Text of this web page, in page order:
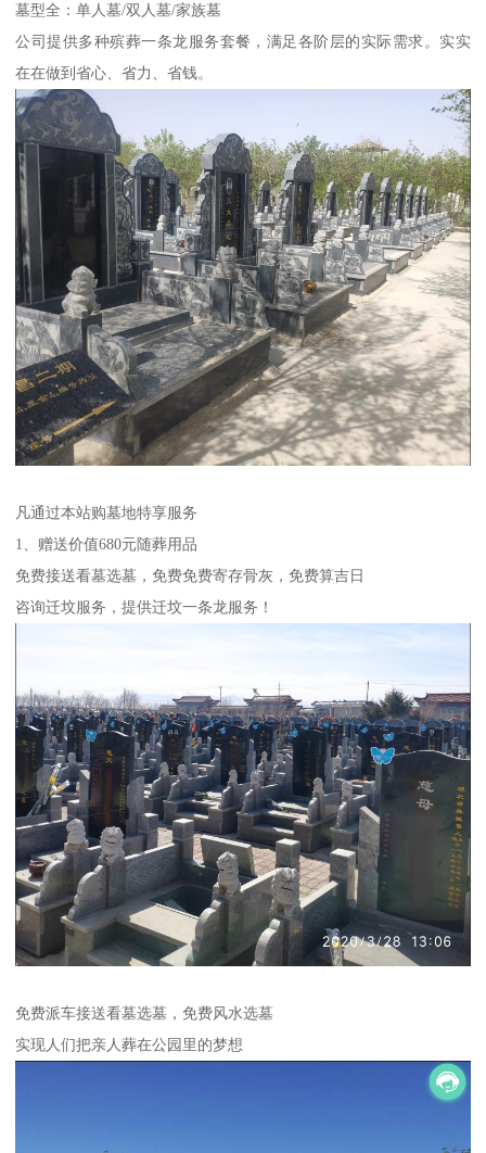
墓型全：单人墓/双人墓/家族墓
公司提供多种殡葬一条龙服务套餐，满足各阶层的实际需求。实实
在在做到省心、省力、省钱。
凡通过本站购墓地特享服务
1、赠送价值680元随葬用品
免费接送看墓选墓，免费免费寄存骨灰，免费算吉日
咨询迁坟服务，提供迁坟一条龙服务！
免费派车接送看墓选墓，免费风水选墓
实现人们把亲人葬在公园里的梦想